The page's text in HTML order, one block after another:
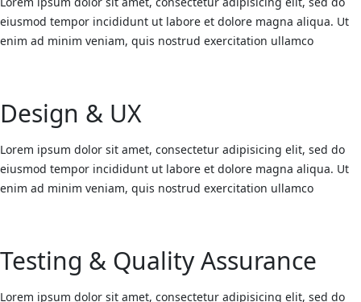
eiusmod tempor incididunt ut labore et dolore magna aliqua. Ut
enim ad minim veniam, quis nostrud exercitation ullamco
Design & UX
Lorem ipsum dolor sit amet, consectetur adipisicing elit, sed do
eiusmod tempor incididunt ut labore et dolore magna aliqua. Ut
enim ad minim veniam, quis nostrud exercitation ullamco
Testing & Quality Assurance
Lorem ipsum dolor sit amet, consectetur adipisicing elit, sed do